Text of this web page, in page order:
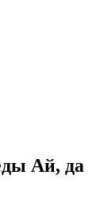
Ай, да